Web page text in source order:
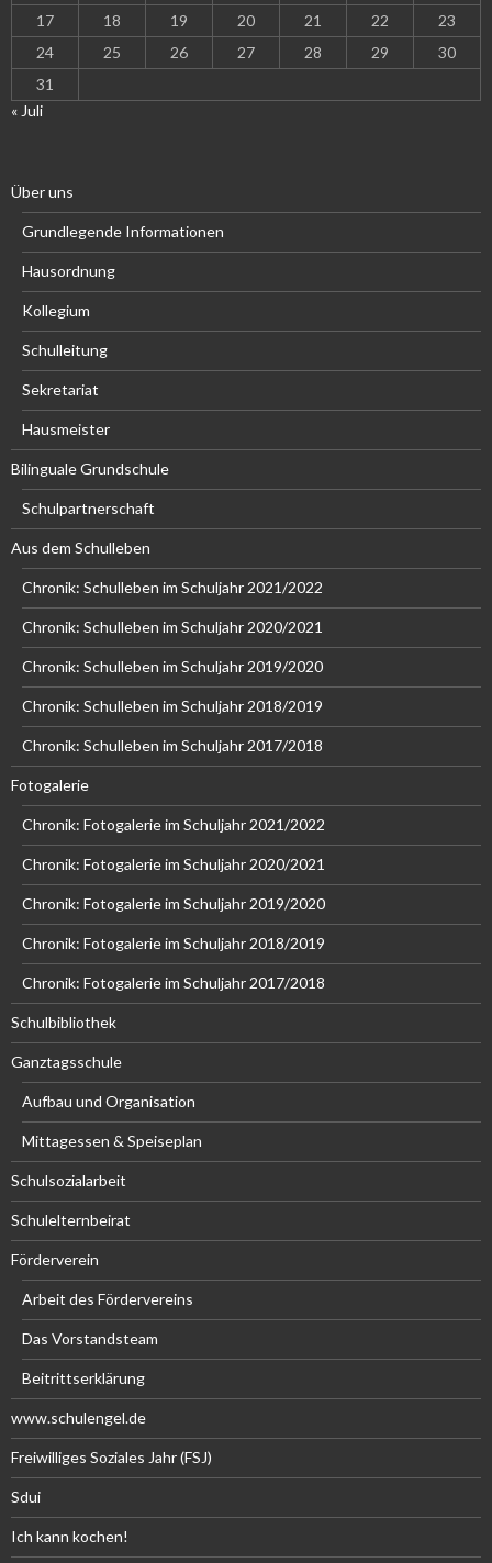
17
18 19 20 21 22
23
24
25 26 27 28 29
30
31
« Juli
Über uns
Grundlegende Informationen
Hausordnung
Kollegium
Schulleitung
Sekretariat
Hausmeister
Bilinguale Grundschule
Schulpartnerschaft
Aus dem Schulleben
Chronik: Schulleben im Schuljahr 2021/2022
Chronik: Schulleben im Schuljahr 2020/2021
Chronik: Schulleben im Schuljahr 2019/2020
Chronik: Schulleben im Schuljahr 2018/2019
Chronik: Schulleben im Schuljahr 2017/2018
Fotogalerie
Chronik: Fotogalerie im Schuljahr 2021/2022
Chronik: Fotogalerie im Schuljahr 2020/2021
Chronik: Fotogalerie im Schuljahr 2019/2020
Chronik: Fotogalerie im Schuljahr 2018/2019
Chronik: Fotogalerie im Schuljahr 2017/2018
Schulbibliothek
Ganztagsschule
Aufbau und Organisation
Mittagessen & Speiseplan
Schulsozialarbeit
Schulelternbeirat
Förderverein
Arbeit des Fördervereins
Das Vorstandsteam
Beitrittserklärung
www.schulengel.de
Freiwilliges Soziales Jahr (FSJ)
Sdui
Ich kann kochen!